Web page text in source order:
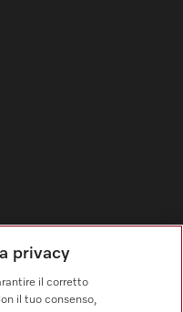
privacy
il corretto
il tuo consenso,